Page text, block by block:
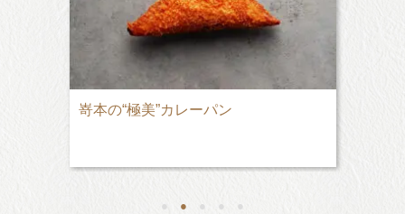
嵜本の“極美”カレーパン
● ● ● ● ●